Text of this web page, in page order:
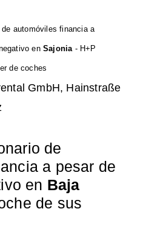
automóviles financia a
en Sajonia- H+P
de coches
GmbH, Hainstraße
de
a pesar de
en Baja
de sus